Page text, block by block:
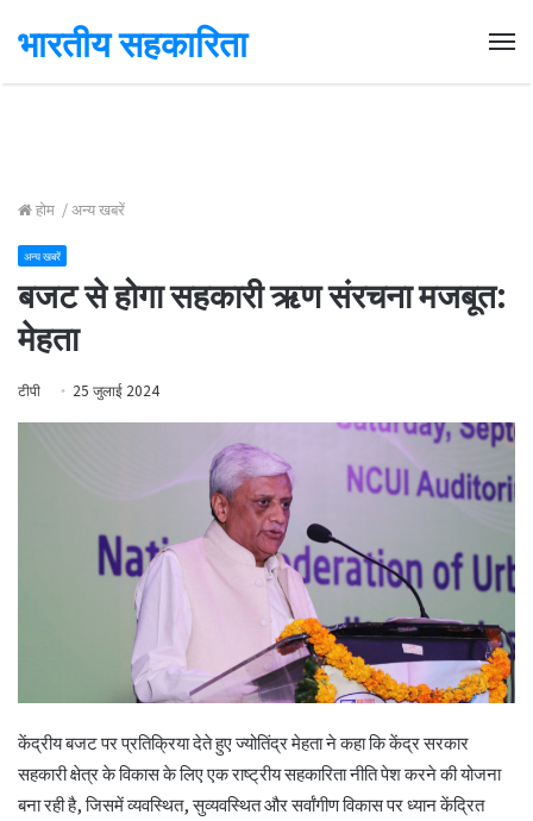
भारतीय सहकारिता
होम /अन्य खबरें
अन्य खबरें
बजट से होगा सहकारी ऋण संरचना मजबूत:
मेहता
टीपी 25 जुलाई 2024
केंद्रीय बजट पर प्रतिक्रिया देते हुए ज्योतिंद्र मेहता ने कहा कि केंद्र सरकार
सहकारी क्षेत्र के विकास के लिए एक राष्ट्रीय सहकारिता नीति पेश करने की योजना
बना रही है, जिसमें व्यवस्थित, सुव्यवस्थित और सर्वांगीण विकास पर ध्यान केंद्रित